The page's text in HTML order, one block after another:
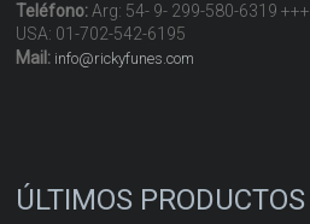
Teléfono:Arg: 54- 9- 299-580-6319 +++
USA: 01-702-542-6195
Mail: info@rickyfunes.com
ÚLTIMOS PRODUCTOS